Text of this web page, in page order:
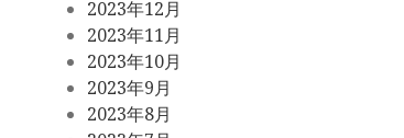
2023年12月
2023年11月
2023年10月
2023年9月
2023年8月